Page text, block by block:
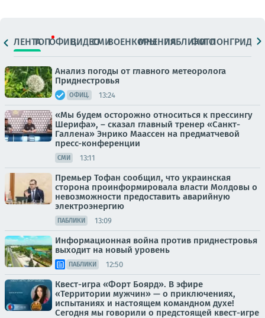
ЛЕНТАТОПОФИЦ.ВИДЕОСМИВОЕНКОРЫМНЕНИЯПАБЛИКИ
ФОТОЛОНГРИДЫ
Анализ погоды от главного метеоролога
Приднестровья
ОФИЦ. 13:24
«Мы будем осторожно относиться к прессингу
Шерифа», – сказал главный тренер «Санкт-
Галлена» Энрико Маассен на предматчевой
пресс-конференции
СМИ 13:11
Премьер Тофан сообщил, что украинская
сторона проинформировала власти Молдовы о
невозможности предоставить аварийную
электроэнергию
ПАБЛИКИ 13:09
Информационная война против приднестровья
выходит на новый уровень
ПАБЛИКИ 12:50
Квест-игра «Форт Боярд». В эфире
«Территории мужчин» — о приключениях,
испытаниях и настоящем командном духе!
Сегодня мы говорили о предстоящей квест-игре